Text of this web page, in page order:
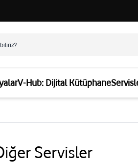
V-Hub: Dijital Kütüphane
Servisler